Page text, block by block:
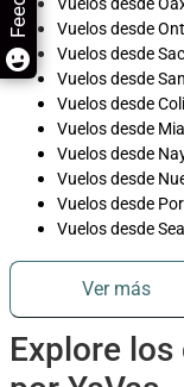
Vuelos desde
Vuelos desde
Vuelos desde
Vuelos desde
Vuelos desde
Vuelos desde
Vuelos desde
Vuelos desde
Vuelos desde
Ver más
Explore